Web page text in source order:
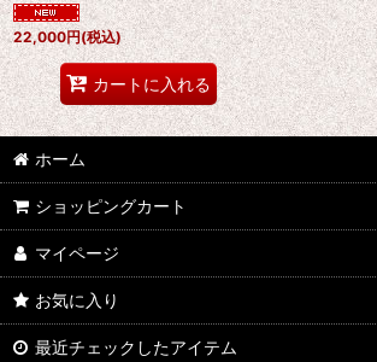
22,000円(税込)
カートに入れる
ホーム
ショッピングカート
マイページ
お気に入り
最近チェックしたアイテム